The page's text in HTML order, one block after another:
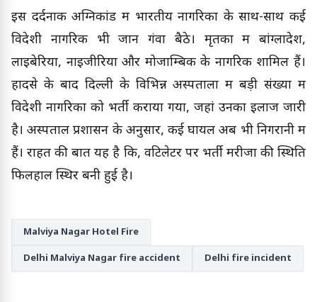
इस दर्दनाक अग्निकांड में भारतीय नागरिकों के साथ-साथ कई
विदेशी नागरिक भी जान गंवा बैठे। मृतकों में बांग्लादेश,
लाइबेरिया, नाइजीरिया और मोजाम्बिक के नागरिक शामिल हैं।
हादसे के बाद दिल्ली के विभिन्न अस्पतालों में बड़ी संख्या में
विदेशी नागरिकों को भर्ती कराया गया, जहां उनका इलाज जारी
है। अस्पताल प्रशासन के अनुसार, कई घायल अब भी निगरानी में
हैं। राहत की बात यह है कि, वेंटिलेटर पर भर्ती मरीजों की स्थिति
फिलहाल स्थिर बनी हुई है।
Malviya Nagar Hotel Fire
Delhi Malviya Nagar fire accident Delhi fire incident